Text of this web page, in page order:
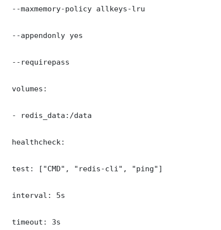
--maxmemory-policy allkeys-lru
--appendonly yes
--requirepass
volumes:
- redis_data:/data
healthcheck:
test: ["CMD", "redis-cli", "ping"]
interval: 5s
timeout: 3s